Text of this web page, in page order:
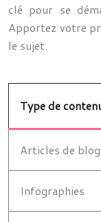
clé pour se
Apportez votre
le sujet.
Type de
Articles de
Infographies